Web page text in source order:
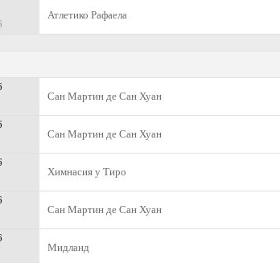
Атлетико Рафаела
Сан Мартин де Сан Хуан
Сан Мартин де Сан Хуан
Химнасия у Тиро
Сан Мартин де Сан Хуан
Мидланд